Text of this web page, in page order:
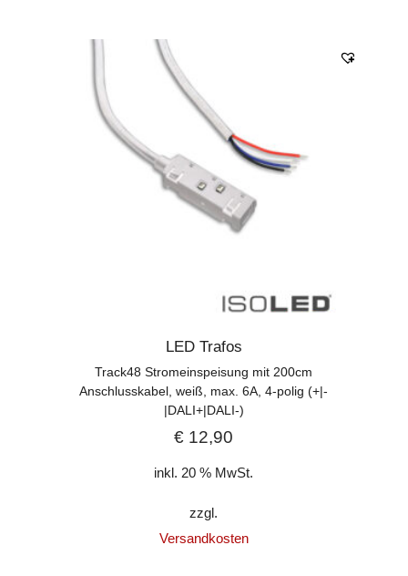
LED Trafos
Track48 Stromeinspeisung mit 200cm
Anschlusskabel, weiß, max. 6A, 4-polig (+|-
|DALI+|DALI-)
€ 12,90
inkl. 20 % MwSt.
zzgl.
Versandkosten